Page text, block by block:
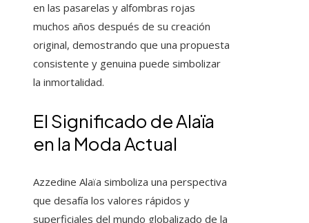
en las pasarelas y alfombras rojas
muchos años después de su creación
original, demostrando que una propuesta
consistente y genuina puede simbolizar
la inmortalidad.
El Significado de Alaïa
en la Moda Actual
Azzedine Alaïa simboliza una perspectiva
que desafía los valores rápidos y
superficiales del mundo globalizado de la